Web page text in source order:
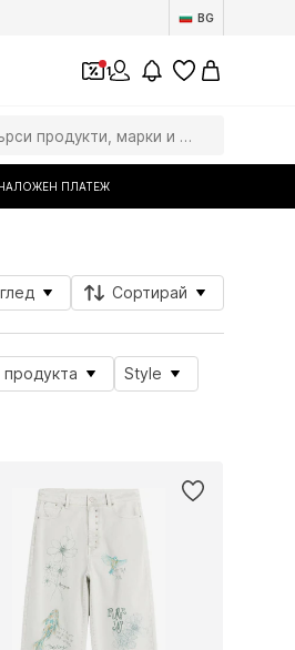
BG
1
ПЛАТЕЖ
Сортирай
Style